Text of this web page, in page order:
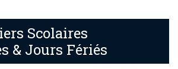
Scolaires
& Jours Fériés